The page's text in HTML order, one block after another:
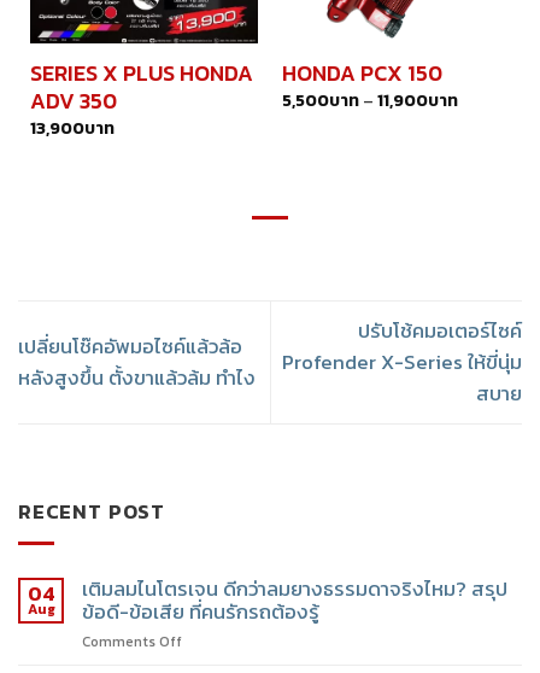
SERIES X PLUS HONDA
ADV 350
13,900บาท
HONDA PCX 150
5,500บาท–11,900บาท
เปลี่ยนโช๊คอัพมอไซค์แล้วล้อ
หลังสูงขึ้น ตั้งขาแล้วล้ม ทำไง
ปรับโช้คมอเตอร์ไซค์
Profender X-Series ให้ขี่นุ่ม
สบาย
RECENT POST
04
Aug
เติมลมไนโตรเจน ดีกว่าลมยางธรรมดาจริงไหม? สรุป
ข้อดี-ข้อเสีย ที่คนรักรถต้องรู้
Comments Off